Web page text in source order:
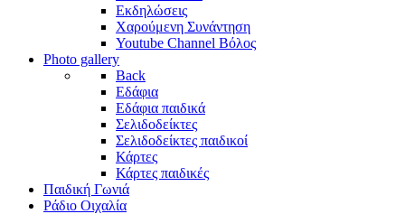
Εκδηλώσεις
Χαρούμενη Συνάντηση
Youtube Channel Βόλος
Photo gallery
Back
Εδάφια
Εδάφια παιδικά
Σελιδοδείκτες
Σελιδοδείκτες παιδικοί
Κάρτες
Κάρτες παιδικές
Παιδική Γωνιά
Ράδιο Οιχαλία